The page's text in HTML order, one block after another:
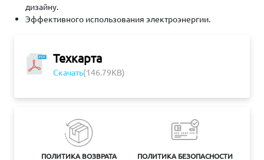
Техкарта
Скачать(146.79KB)
ПОЛИТИКА ВОЗВРАТА ПОЛИТИКА БЕЗОПАСНОСТИ
дизайну.
Эффективного использования электроэнергии.